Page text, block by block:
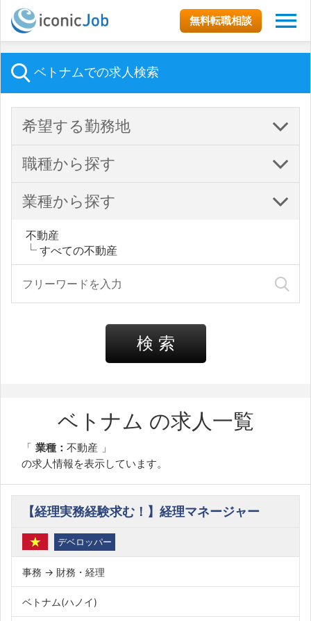
無料転職相談
ベトナムでの求人検索
希望する勤務地
職種から探す
業種から探す
不動産
すべての不動産
検 索
ベトナム の求人一覧
業種： 不動産
の求人情報を表示しています。
【経理実務経験求む！】経理マネージャー
デベロッパー
事務 → 財務・経理
ベトナム(ハノイ)